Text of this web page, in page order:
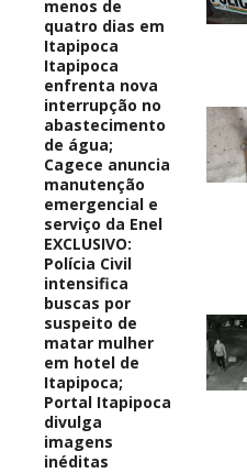
menos de
quatro dias em
Itapipoca
Itapipoca
enfrenta nova
interrupção no
abastecimento
de água;
Cagece anuncia
manutenção
emergencial e
serviço da Enel
EXCLUSIVO:
Polícia Civil
intensifica
buscas por
suspeito de
matar mulher
em hotel de
Itapipoca;
Portal Itapipoca
divulga
imagens
inéditas